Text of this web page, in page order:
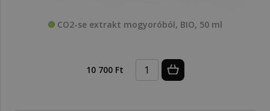
CO2-se extrakt mogyoróból, BIO, 50 ml
10 700 Ft